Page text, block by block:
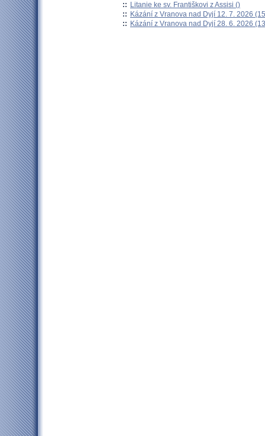
:: Litanie ke sv. Františkovi z Assisi ()
:: Kázání z Vranova nad Dyjí 12. 7. 2026
:: Kázání z Vranova nad Dyjí 28. 6. 2026